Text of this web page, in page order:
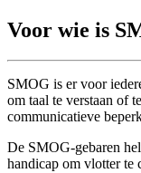
Voor wie is
SMOG is er voor
om taal te verstaan of
communicatieve
De SMOG-gebaren
handicap om vlotter te